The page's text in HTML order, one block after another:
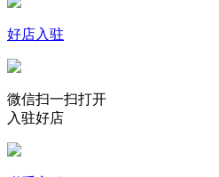
好店入驻
微信扫一扫打开
入驻好店